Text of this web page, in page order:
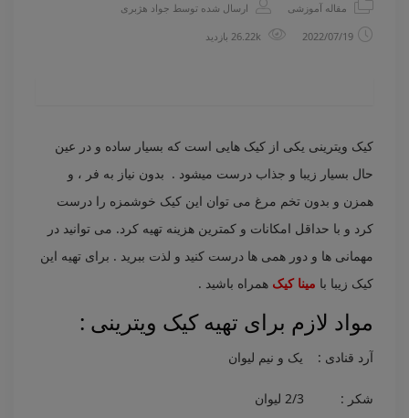
مقاله آموزشی ارسال شده توسط جواد هژبری
2022/07/19
کیک ویترینی یکی از کیک هایی است که بسیار ساده و در عین
حال بسیار زیبا و جذاب درست میشود . بدون نیاز به فر ، و
همزن و بدون تخم مرغ می توان این کیک خوشمزه را درست
کرد و با حداقل امکانات و کمترین هزینه تهیه کرد. می توانید در
مهمانی ها و دور همی ها درست کنید و لذت ببرید . برای تهیه این
کیک زیبا با مینا کیک همراه باشید .
مواد لازم برای تهیه کیک ویترینی :
آرد قنادی : یک و نیم لیوان
شکر : 2/3 لیوان